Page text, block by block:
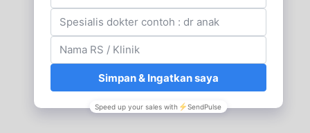
Jam 10:00 - 12:00
Rabu, 02/09/2026
Jam 10:00 - 12:00
Jumat, 04/09/2026
Jam 10:00 - 12:00